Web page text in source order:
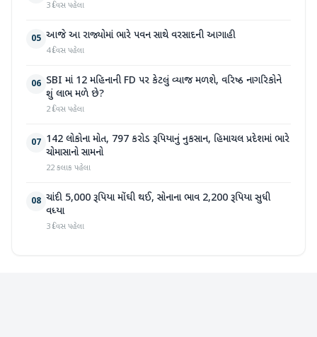
3 દિવસ પહેલા
05 આજે આ રાજ્યોમાં ભારે પવન સાથે વરસાદની આગાહી
4 દિવસ પહેલા
06 SBI માં 12 મહિનાની FD પર કેટલું વ્યાજ મળશે, વરિષ્ઠ નાગરિકોને
શું લાભ મળે છે?
2 દિવસ પહેલા
07 142 લોકોના મોત, 797 કરોડ રૂપિયાનું નુકસાન, હિમાચલ પ્રદેશમાં ભારે
ચોમાસાનો સામનો
22 કલાક પહેલા
08 ચાંદી 5,000 રૂપિયા મોંઘી થઈ, સોનાના ભાવ 2,200 રૂપિયા સુધી
વધ્યા
3 દિવસ પહેલા